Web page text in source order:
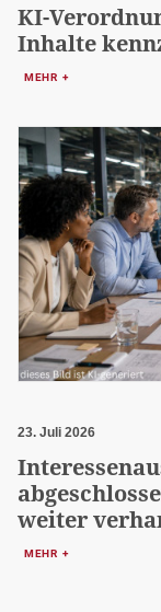
KI-
Inhalte
MEHR +
23. Juli 2026
weiter
MEHR +